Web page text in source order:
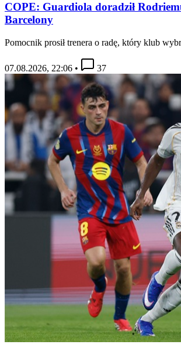
COPE: Guardiola doradził
Barcelony
Pomocnik prosił trenera o radę, który klub
07.08.2026, 22:06 • 37